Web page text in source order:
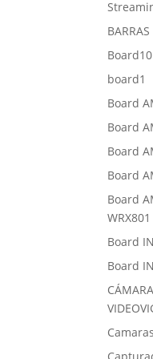
Board10
board1
Board
Board
Board
Board
Board
WRX801
Board
Board